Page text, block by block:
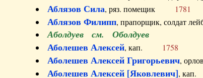
Аблязов Сила, ряз. помещик 1781
Аблязов Филипп, прапорщик, солдат
Аболдуев см. Оболдуев
Аболешев Алексей, кап. 1758
Аболешев Алексей Григорьевич,
Аболешев Алексей [Яковлевич],